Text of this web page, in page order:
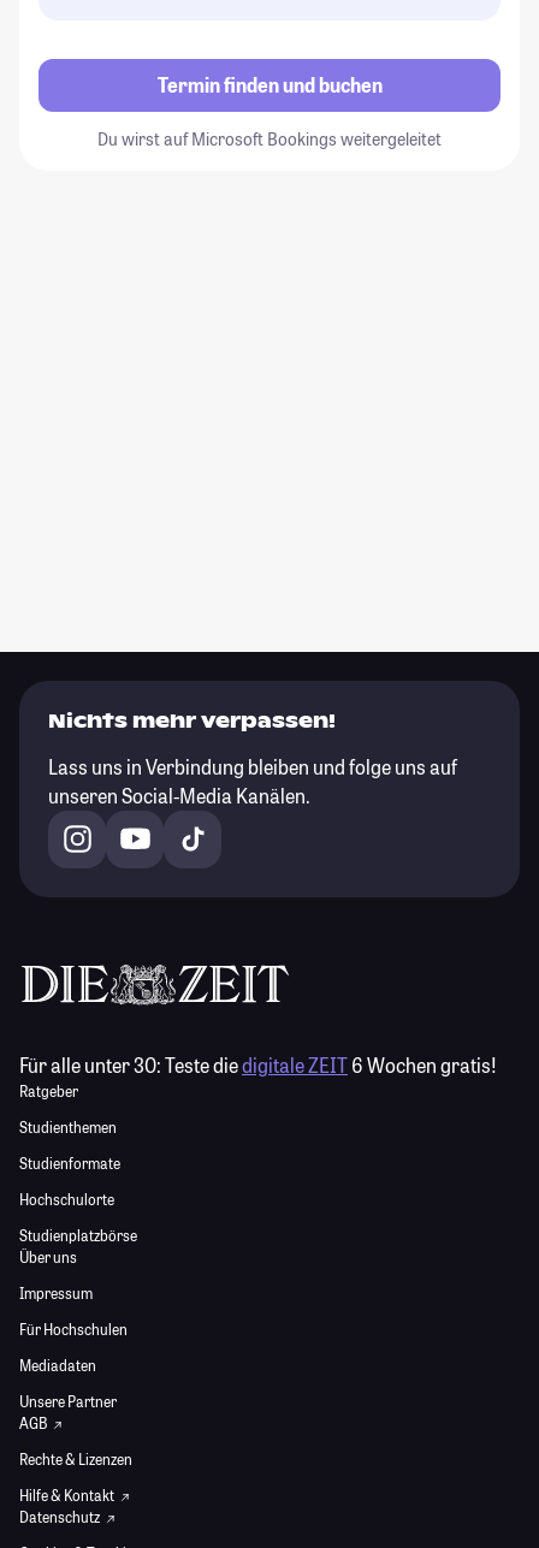
Termin finden und buchen
Du wirst auf Microsoft Bookings weitergeleitet
Nichts mehr verpassen!
Lass uns in Verbindung bleiben und folge uns auf
unseren Social-Media Kanälen.
Für alle unter 30:Teste diedigitale ZEIT6 Wochen gratis!
Ratgeber
Studienthemen
Studienformate
Hochschulorte
Studienplatzbörse
Über uns
Impressum
Für Hochschulen
Mediadaten
Unsere Partner
AGB
Rechte & Lizenzen
Hilfe & Kontakt
Datenschutz